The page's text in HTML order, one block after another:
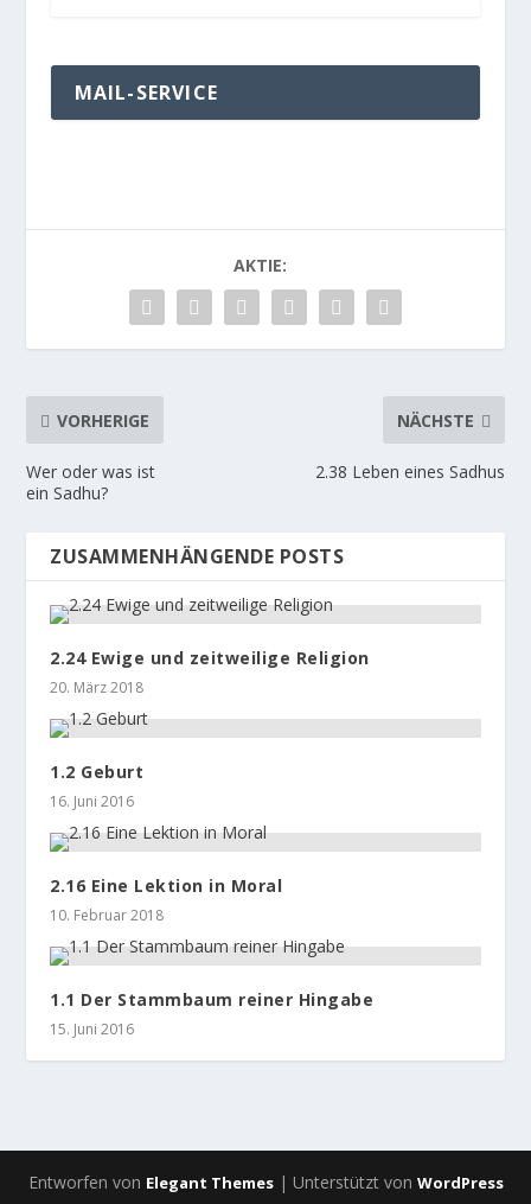
MAIL-SERVICE
AKTIE:
VORHERIGE
Wer oder was ist
ein Sadhu?
NÄCHSTE
2.38 Leben eines Sadhus
ZUSAMMENHÄNGENDE POSTS
2.24 Ewige und zeitweilige Religion
20. März 2018
1.2 Geburt
16. Juni 2016
2.16 Eine Lektion in Moral
10. Februar 2018
1.1 Der Stammbaum reiner Hingabe
15. Juni 2016
Entworfen von Elegant Themes| Unterstützt von WordPress